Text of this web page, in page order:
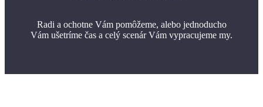
Radi a ochotne Vám pomôžeme, alebo jednoducho
Vám ušetríme čas a celý scenár Vám vypracujeme my.